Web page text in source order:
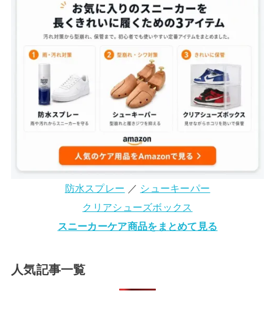
防水スプレー ／ シューキーパー
クリアシューズボックス
スニーカーケア商品をまとめて見る
人気記事一覧